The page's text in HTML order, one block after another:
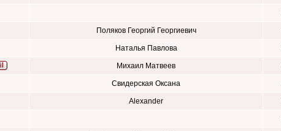
Поляков Георгий Георгиевич
Наталья Павлова
Михаил Матвеев
Свидерская Оксана
Alexander